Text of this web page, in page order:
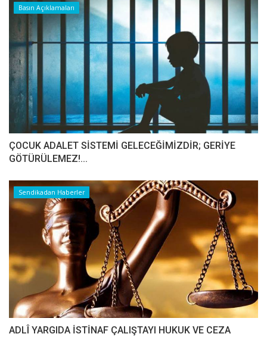
Basın Açıklamaları
ÇOCUK ADALET SİSTEMİ GELECEĞİMİZDİR; GERİYE
GÖTÜRÜLEMEZ!...
Sendikadan Haberler
ADLÎ YARGIDA İSTİNAF ÇALIŞTAYI HUKUK VE CEZA